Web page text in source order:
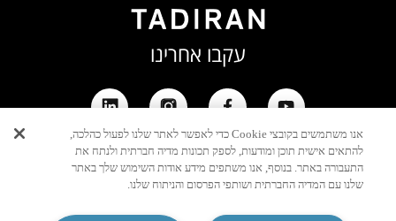
עקבו אחרינו
אנו משתמשים בקובצי Cookie כדי לאפשר לאתר שלנו לפעול כהלכה,
להתאים אישית תוכן ומודעות, לספק תכונות מדיה חברתית ולנתח את
התעבורה באתר. בנוסף, אנו משתפים מידע אודות השימוש שלך באתר
שלנו עם המדיה החברתית ושותפי הפרסום והניתוח שלנו.